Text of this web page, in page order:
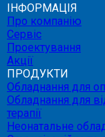
ІНФОРМАЦІЯ
Про компанію
Сервіс
Проектування
Акції
ПРОДУКТИ
Обладнання для
Обладнання для
терапії
Неонатальне